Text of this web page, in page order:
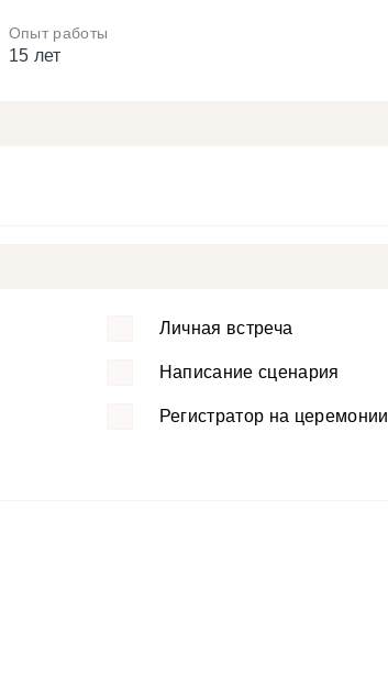
Опыт работы
15 лет
Личная встреча
Написание сценария
Регистратор на церемонии